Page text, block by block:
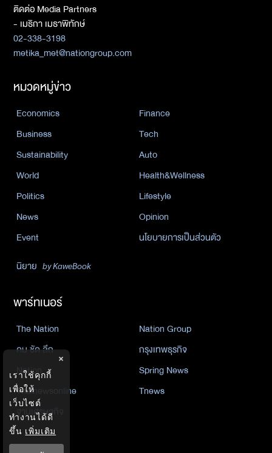
ติดต่อ Media Partners
- เมธิกา เมธาพิทักษ์
02-338-3198
metika_met@nationgroup.com
หมวดหมู่ข่าว
Economics
Finance
Business
Tech
Sustainability
Auto
World
Health&Wellness
Politics
Lifestyle
News
Opinion
Event
นโยบายการเป็นส่วนตัว
นิยาย by KaweBook
พาร์ทเนอร์
The Nation
Nation Group
คม ชัด ลึก
กรุงเทพธุรกิจ
Nation
Spring News
Thainewsonline
Tnews
ฐานเศรษฐกิจ
×
เราใช้คุกกี้
เพื่อให้
เว็บไซต์
ทำงานได้ดี
ขึ้น เพิ่มเติม